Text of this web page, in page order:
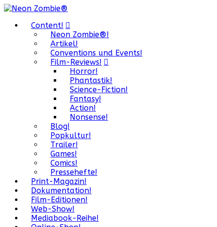
Content!
Neon Zombie®!
Artikel!
Conventions und Events!
Film-Reviews!
Horror!
Phantastik!
Science-Fiction!
Fantasy!
Action!
Nonsense!
Blog!
Popkultur!
Trailer!
Games!
Comics!
Pressehefte!
Print-Magazin!
Dokumentation!
Film-Editionen!
Web-Show!
Mediabook-Reihe!